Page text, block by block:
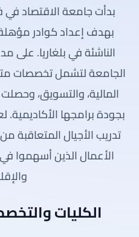
بدأت جامعة الاقتصاد في
بهدف إعداد كوادر
الناشئة في بلغاريا. على
الجامعة لتشمل تخصصات
المالية، والتسويق،
بجودة برامجها
تدريب الأجيال المتعاقبة
الأعمال الذين أسهموا في
الكليات